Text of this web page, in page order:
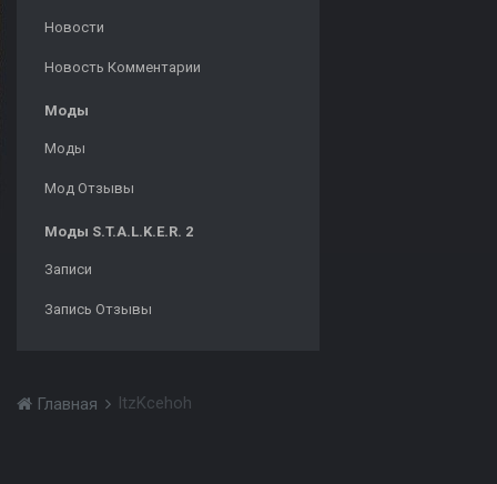
Новости
Новость Комментарии
Моды
Моды
Мод Отзывы
Моды S.T.A.L.K.E.R. 2
Записи
Запись Отзывы
Главная ItzKcehoh